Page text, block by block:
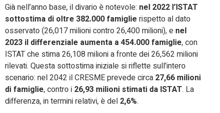
Già nell’anno base, il divario è notevole: nel 2022 l’ISTAT
sottostima di oltre 382.000 famiglie rispetto al dato
osservato (26,017 milioni contro 26,400 milioni), e nel
2023 il differenziale aumenta a 454.000 famiglie, con
ISTAT che stima 26,108 milioni a fronte dei 26,562 milioni
rilevati. Questa sottostima iniziale si riflette sull’intero
scenario: nel 2042 il CRESME prevede circa 27,66 milioni
di famiglie, contro i 26,93 milioni stimati da ISTAT. La
differenza, in termini relativi, è del 2,6%.